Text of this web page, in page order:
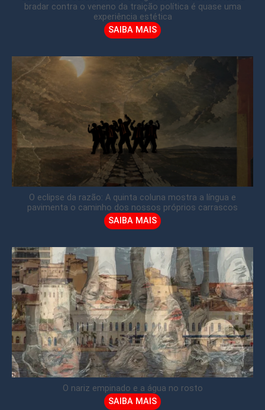
bradar contra o veneno da traição política é quase uma
experiência estética
SAIBA MAIS
O eclipse da razão: A quinta coluna mostra a língua e
pavimenta o caminho dos nossos próprios carrascos
SAIBA MAIS
O nariz empinado e a água no rosto
SAIBA MAIS